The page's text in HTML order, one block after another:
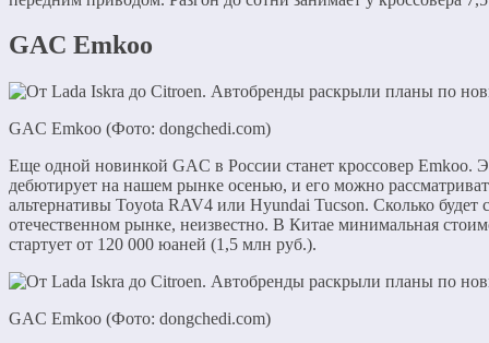
GAC Emkoo
GAC Emkoo (Фото: dongchedi.com)
Еще одной новинкой GAC в России станет кроссовер Emkoo.
дебютирует на нашем рынке осенью, и его можно
альтернативы Toyota RAV4 или Hyundai Tucson. Сколько будет
отечественном рынке, неизвестно. В Китае минимальная
стартует от 120 000 юаней (1,5 млн руб.).
GAC Emkoo (Фото: dongchedi.com)